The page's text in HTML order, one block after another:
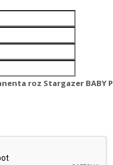
roz Stargazer BABY